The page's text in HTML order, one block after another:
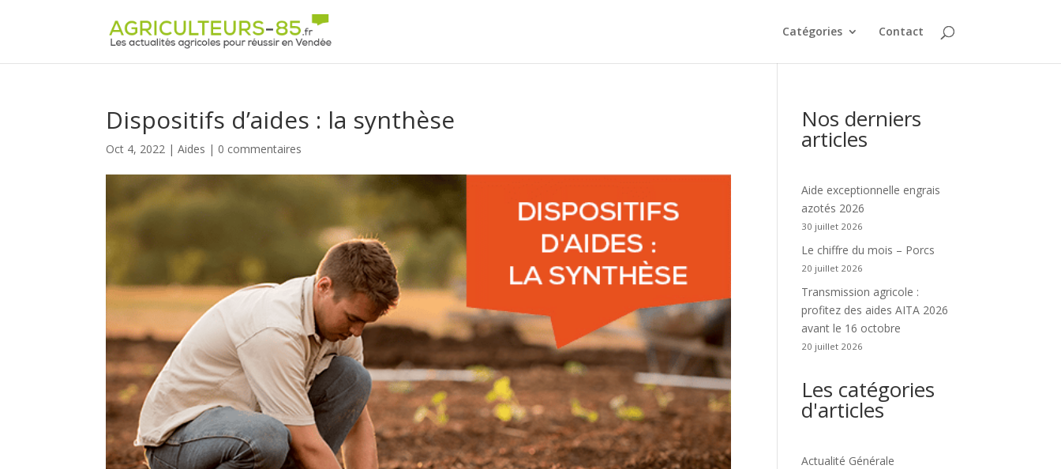
Catégories Contact
Dispositifs d’aides : la synthèse
Oct 4, 2022 |Aides | 0 commentaires
Nos derniers
articles
Aide exceptionnelle engrais
azotés 2026
30 juillet 2026
Le chiffre du mois – Porcs
20 juillet 2026
Transmission agricole :
profitez des aides AITA 2026
avant le 16 octobre
20 juillet 2026
Les catégories
d'articles
Actualité Générale